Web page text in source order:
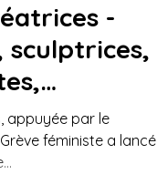
-
sculptrices,
appuyée par le
féministe a lancé